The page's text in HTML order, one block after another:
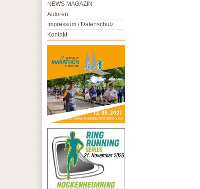
NEWS MAGAZIN
Autoren
Impressum / Datenschutz
Kontakt